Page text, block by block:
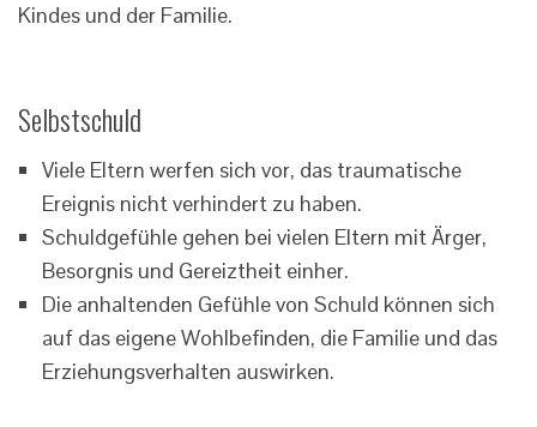
Kindes und der Familie.
Selbstschuld
Viele Eltern werfen sich vor, das traumatische
Ereignis nicht verhindert zu haben.
Schuldgefühle gehen bei vielen Eltern mit Ärger,
Besorgnis und Gereiztheit einher.
Die anhaltenden Gefühle von Schuld können sich
auf das eigene Wohlbefinden, die Familie und das
Erziehungsverhalten auswirken.